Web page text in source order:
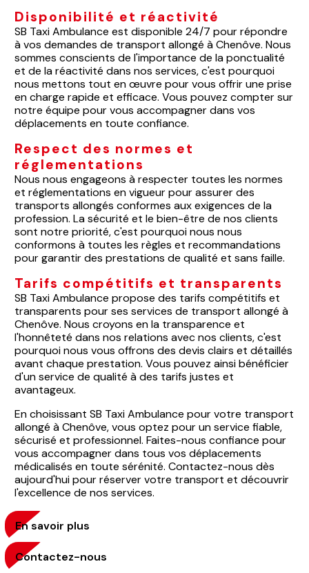
Disponibilité et réactivité
SB Taxi Ambulance est disponible 24/7 pour répondre
à vos demandes de transport allongé à Chenôve. Nous
sommes conscients de l'importance de la ponctualité
et de la réactivité dans nos services, c'est pourquoi
nous mettons tout en œuvre pour vous offrir une prise
en charge rapide et efficace. Vous pouvez compter sur
notre équipe pour vous accompagner dans vos
déplacements en toute confiance.
Respect des normes et
réglementations
Nous nous engageons à respecter toutes les normes
et réglementations en vigueur pour assurer des
transports allongés conformes aux exigences de la
profession. La sécurité et le bien-être de nos clients
sont notre priorité, c'est pourquoi nous nous
conformons à toutes les règles et recommandations
pour garantir des prestations de qualité et sans faille.
Tarifs compétitifs et transparents
SB Taxi Ambulance propose des tarifs compétitifs et
transparents pour ses services de transport allongé à
Chenôve. Nous croyons en la transparence et
l'honnêteté dans nos relations avec nos clients, c'est
pourquoi nous vous offrons des devis clairs et détaillés
avant chaque prestation. Vous pouvez ainsi bénéficier
d'un service de qualité à des tarifs justes et
avantageux.
En choisissant SB Taxi Ambulance pour votre transport
allongé à Chenôve, vous optez pour un service fiable,
sécurisé et professionnel. Faites-nous confiance pour
vous accompagner dans tous vos déplacements
médicalisés en toute sérénité. Contactez-nous dès
aujourd'hui pour réserver votre transport et découvrir
l'excellence de nos services.
En savoir plus
Contactez-nous